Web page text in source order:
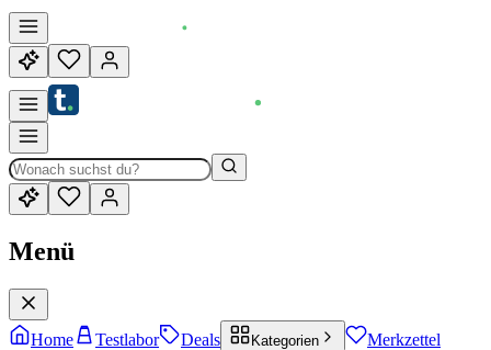
Menü
Home Testlabor Deals Kategorien Merkzettel